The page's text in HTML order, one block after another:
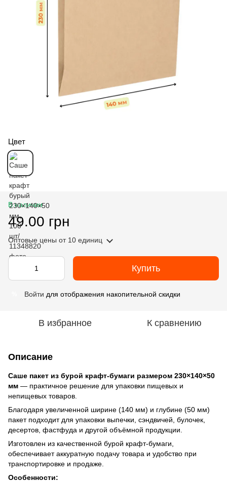
Цвет
В наличии
49.00 грн
Оптовые цены от 10 единиц
Купить
Войти для отображения накопительной скидки
В избранное К сравнению
Описание
Саше пакет из бурой крафт-бумаги размером 230×140×50
мм — практичное решение для упаковки пищевых и
непищевых товаров.
Благодаря увеличенной ширине (140 мм) и глубине (50 мм)
пакет подходит для упаковки выпечки, сэндвичей, булочек,
десертов, фастфуда и другой объёмной продукции.
Изготовлен из качественной бурой крафт-бумаги,
обеспечивает аккуратную подачу товара и удобство при
транспортировке и продаже.
Особенности: